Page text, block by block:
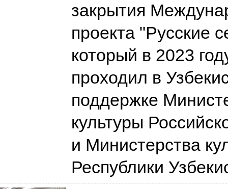
закрытия
проекта "Русские
который в 2023
проходил в
поддержке
культуры
и Министерства
Республики